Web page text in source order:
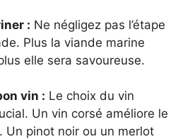
: Ne négligez pas l’étape
Plus la viande marine
elle sera savoureuse.
vin : Le choix du vin
Un vin corsé améliore le
Un pinot noir ou un merlot